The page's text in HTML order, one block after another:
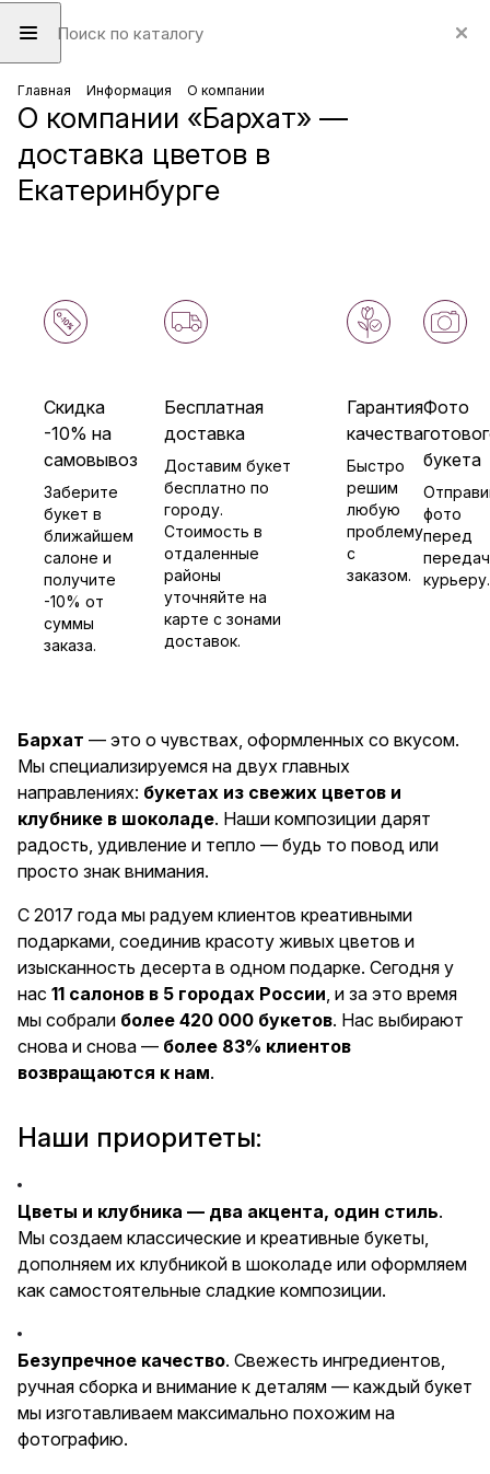
Главная Информация О компании
О компании «Бархат» —
доставка цветов в
Екатеринбурге
Скидка
-10% на
самовывоз
Заберите
букет в
ближайшем
салоне и
получите
-10% от
суммы
заказа.
Бесплатная
доставка
Доставим букет
бесплатно по
городу.
Стоимость в
отдаленные
районы
уточняйте на
карте с зонами
доставок.
Гарантия
качества
Быстро
решим
любую
проблему
с
заказом.
Фото
букета
фото
перед
курьеру.
Бархат — это о чувствах, оформленных со вкусом.
Мы специализируемся на двух главных
направлениях: букетах из свежих цветов и
клубнике в шоколаде. Наши композиции дарят
радость, удивление и тепло — будь то повод или
просто знак внимания.
С 2017 года мы радуем клиентов креативными
подарками, соединив красоту живых цветов и
изысканность десерта в одном подарке. Сегодня у
нас 11 салонов в 5 городах России, и за это время
мы собрали более 420 000 букетов. Нас выбирают
снова и снова — более 83% клиентов
возвращаются к нам.
Наши приоритеты:
Цветы и клубника — два акцента, один стиль.
Мы создаем классические и креативные букеты,
дополняем их клубникой в шоколаде или оформляем
как самостоятельные сладкие композиции.
Безупречное качество. Свежесть ингредиентов,
ручная сборка и внимание к деталям — каждый букет
мы изготавливаем максимально похожим на
фотографию.